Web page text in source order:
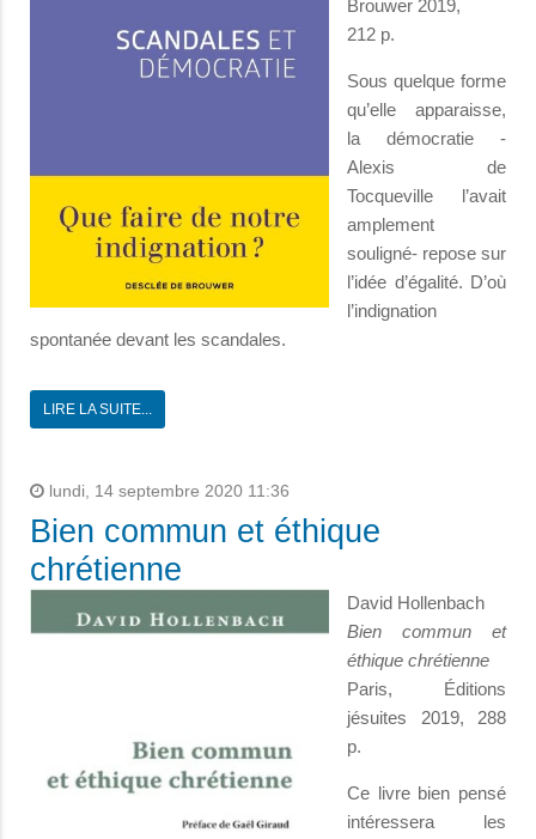
Brouwer 2019,
212 p.
Sous quelque forme
qu’elle apparaisse,
la démocratie -
Alexis de
Tocqueville l’avait
amplement
souligné- repose sur
l’idée d’égalité. D’où
l’indignation
spontanée devant les scandales.
LIRE LA SUITE...
lundi, 14 septembre 2020 11:36
Bien commun et éthique
chrétienne
David Hollenbach
Bien commun et
éthique chrétienne
Paris, Éditions
jésuites 2019, 288
p.
Ce livre bien pensé
intéressera les